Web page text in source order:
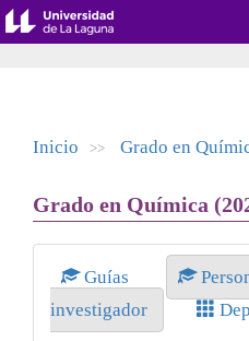
Inicio >> Grado en
Grado en Química
Guías
investigador